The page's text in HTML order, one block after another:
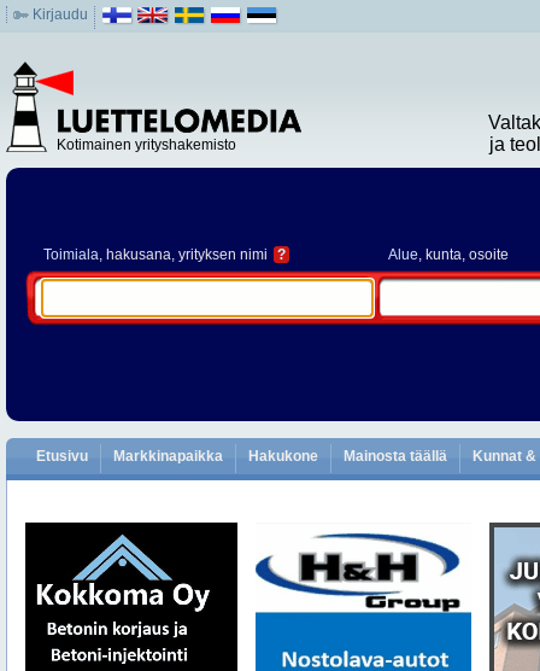
Kirjaudu
Kotimainen yrityshakemisto
ja
Toimiala, hakusana, yrityksen nimi ? Alue, kunta, osoite
Etusivu Markkinapaikka Hakukone Mainosta täällä Kunnat